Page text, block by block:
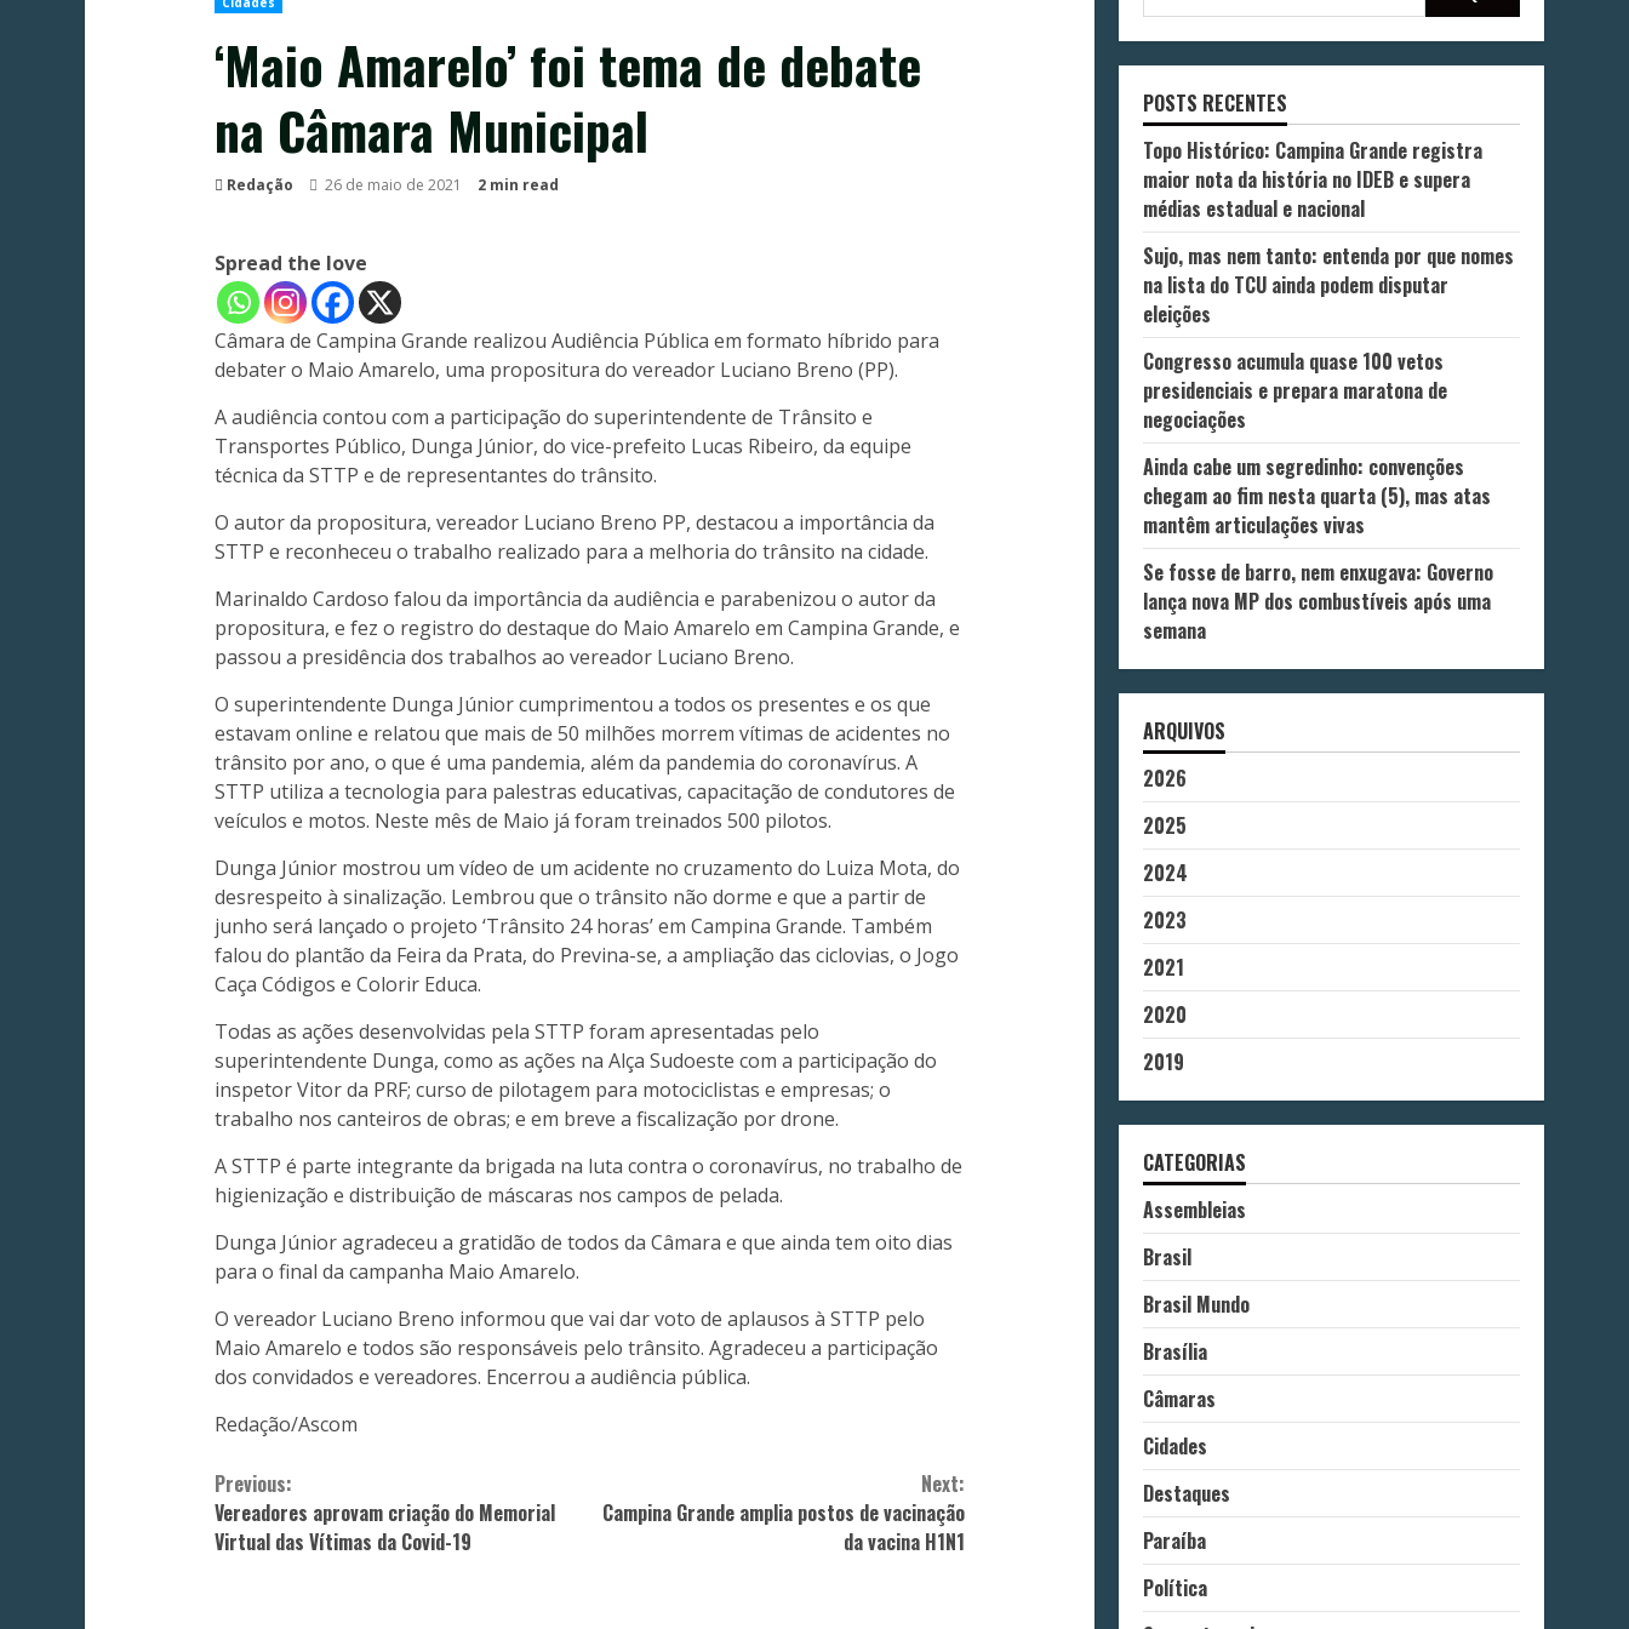
‘Maio Amarelo’ foi tema de debate
na Câmara Municipal
Redação 26 de maio de 2021 2 min read
Spread the love
Câmara de Campina Grande realizou Audiência Pública em formato híbrido para
debater o Maio Amarelo, uma propositura do vereador Luciano Breno (PP).
A audiência contou com a participação do superintendente de Trânsito e
Transportes Público, Dunga Júnior, do vice-prefeito Lucas Ribeiro, da equipe
técnica da STTP e de representantes do trânsito.
O autor da propositura, vereador Luciano Breno PP, destacou a importância da
STTP e reconheceu o trabalho realizado para a melhoria do trânsito na cidade.
Marinaldo Cardoso falou da importância da audiência e parabenizou o autor da
propositura, e fez o registro do destaque do Maio Amarelo em Campina Grande, e
passou a presidência dos trabalhos ao vereador Luciano Breno.
O superintendente Dunga Júnior cumprimentou a todos os presentes e os que
estavam online e relatou que mais de 50 milhões morrem vítimas de acidentes no
trânsito por ano, o que é uma pandemia, além da pandemia do coronavírus. A
STTP utiliza a tecnologia para palestras educativas, capacitação de condutores de
veículos e motos. Neste mês de Maio já foram treinados 500 pilotos.
Dunga Júnior mostrou um vídeo de um acidente no cruzamento do Luiza Mota, do
desrespeito à sinalização. Lembrou que o trânsito não dorme e que a partir de
junho será lançado o projeto ‘Trânsito 24 horas’ em Campina Grande. Também
falou do plantão da Feira da Prata, do Previna-se, a ampliação das ciclovias, o Jogo
Caça Códigos e Colorir Educa.
Todas as ações desenvolvidas pela STTP foram apresentadas pelo
superintendente Dunga, como as ações na Alça Sudoeste com a participação do
inspetor Vitor da PRF; curso de pilotagem para motociclistas e empresas; o
trabalho nos canteiros de obras; e em breve a fiscalização por drone.
A STTP é parte integrante da brigada na luta contra o coronavírus, no trabalho de
higienização e distribuição de máscaras nos campos de pelada.
Dunga Júnior agradeceu a gratidão de todos da Câmara e que ainda tem oito dias
para o final da campanha Maio Amarelo.
O vereador Luciano Breno informou que vai dar voto de aplausos à STTP pelo
Maio Amarelo e todos são responsáveis pelo trânsito. Agradeceu a participação
dos convidados e vereadores. Encerrou a audiência pública.
Redação/Ascom
Continue
Reading
Previous:
Vereadores aprovam criação do Memorial
Virtual das Vítimas da Covid-19
Next:
Campina Grande amplia postos de vacinação
da vacina H1N1
POSTS RECENTES
Topo Histórico: Campina Grande registra
maior nota da história no IDEB e supera
médias estadual e nacional
Sujo, mas nem tanto: entenda por que nomes
na lista do TCU ainda podem disputar
eleições
Congresso acumula quase 100 vetos
presidenciais e prepara maratona de
negociações
Ainda cabe um segredinho: convenções
chegam ao fim nesta quarta (5), mas atas
mantêm articulações vivas
Se fosse de barro, nem enxugava: Governo
lança nova MP dos combustíveis após uma
semana
ARQUIVOS
2026
2025
2024
2023
2021
2020
2019
CATEGORIAS
Assembleias
Brasil
Brasil Mundo
Brasília
Câmaras
Cidades
Destaques
Paraíba
Política